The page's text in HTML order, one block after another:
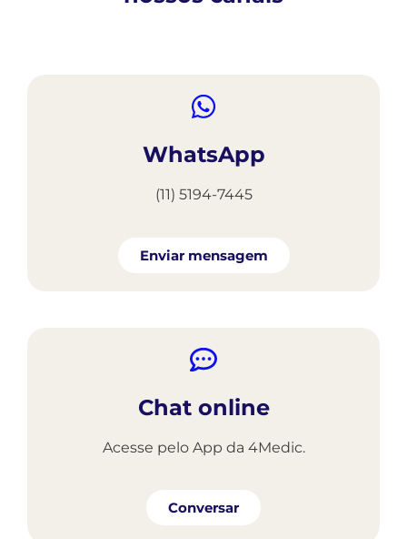
WhatsApp
(11) 5194-7445​
Enviar mensagem
Chat online
Acesse pelo App da 4Medic.
Conversar